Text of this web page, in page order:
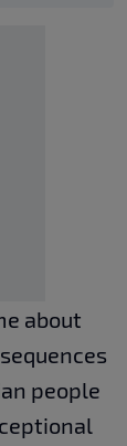
about
people